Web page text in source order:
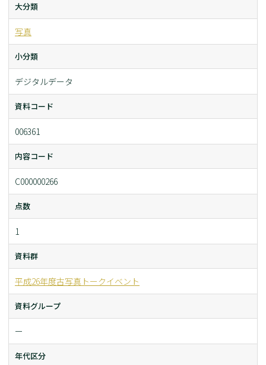
大分類
写真
小分類
デジタルデータ
資料コード
006361
内容コード
C000000266
点数
1
資料群
平成26年度古写真トークイベント
資料グループ
ー
年代区分